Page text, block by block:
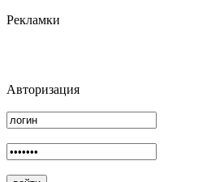
Рекламки
Авторизация